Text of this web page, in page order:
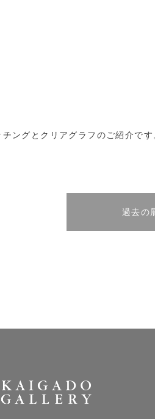
ングとクリアグラフのご紹介です
過去の